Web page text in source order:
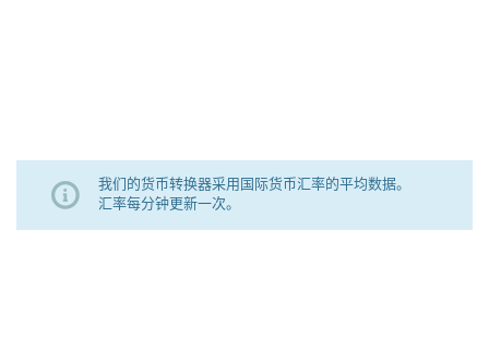
我们的货币转换器采用国际货币汇率的平均数据。
汇率每分钟更新一次。